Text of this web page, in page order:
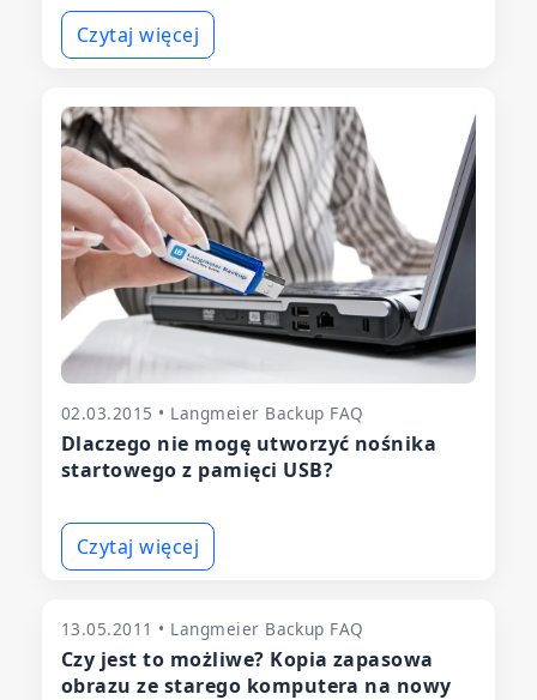
Czytaj więcej
02.03.2015 • Langmeier Backup FAQ
Dlaczego nie mogę utworzyć nośnika
startowego z pamięci USB?
Czytaj więcej
13.05.2011 • Langmeier Backup FAQ
Czy jest to możliwe? Kopia zapasowa
obrazu ze starego komputera na nowy